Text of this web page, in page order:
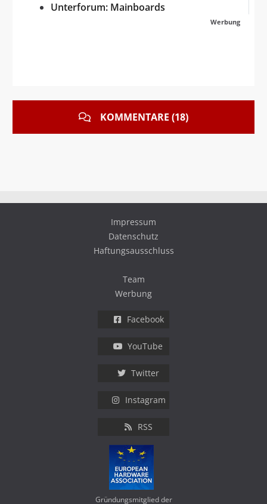
Unterforum: Mainboards
Werbung
KOMMENTARE (18)
Impressum
Datenschutz
Haftungsausschluss
Team
Werbung
Facebook
YouTube
Twitter
Instagram
RSS
Gründungsmitglied der